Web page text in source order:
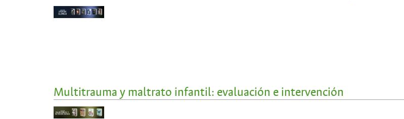
Multitrauma y maltrato infantil: evaluación e intervención